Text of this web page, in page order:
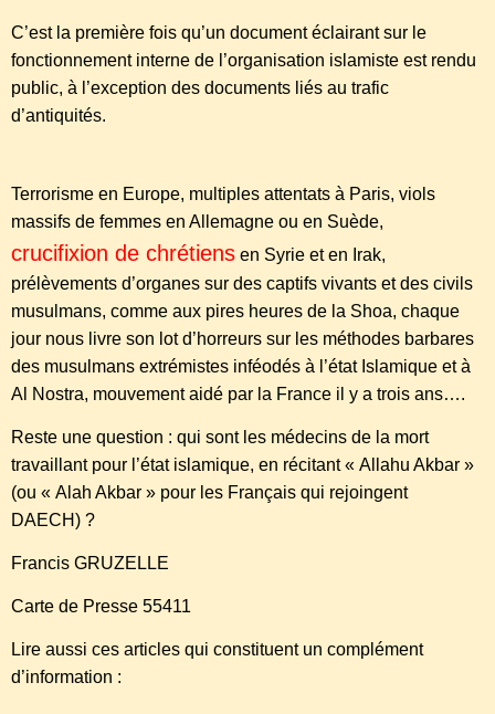
C’est la première fois qu’un document éclairant sur le
fonctionnement interne de l’organisation islamiste est rendu
public, à l’exception des documents liés au trafic
d’antiquités.
Terrorisme en Europe, multiples attentats à Paris, viols
massifs de femmes en Allemagne ou en Suède,
crucifixion de chrétiens en Syrie et en Irak,
prélèvements d’organes sur des captifs vivants et des civils
musulmans, comme aux pires heures de la Shoa, chaque
jour nous livre son lot d’horreurs sur les méthodes barbares
des musulmans extrémistes inféodés à l’état Islamique et à
Al Nostra, mouvement aidé par la France il y a trois ans….
Reste une question : qui sont les médecins de la mort
travaillant pour l’état islamique, en récitant « Allahu Akbar »
(ou « Alah Akbar » pour les Français qui rejoingent
DAECH) ?
Francis GRUZELLE
Carte de Presse 55411
Lire aussi ces articles qui constituent un complément
d’information :